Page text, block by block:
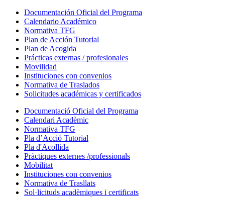
Documentación Oficial del Programa
Calendario Académico
Normativa TFG
Plan de Acción Tutorial
Plan de Acogida
Prácticas externas / profesionales
Movilidad
Instituciones con convenios
Normativa de Traslados
Solicitudes académicas y certificados
Documentació Oficial del Programa
Calendari Acadèmic
Normativa TFG
Pla d’Acció Tutorial
Pla d'Acollida
Pràctiques externes /professionals
Mobilitat
Instituciones con convenios
Normativa de Trasllats
Sol·licituds acadèmiques i certificats